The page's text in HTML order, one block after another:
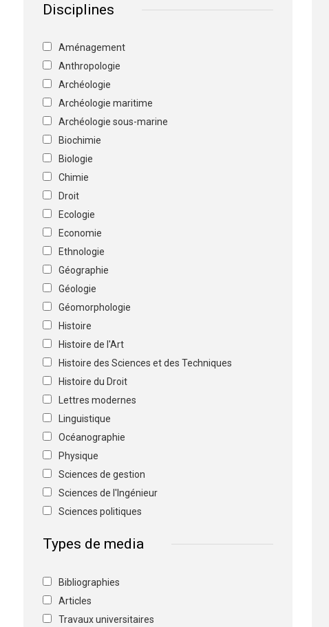
Disciplines
Aménagement
Anthropologie
Archéologie
Archéologie maritime
Archéologie sous-marine
Biochimie
Biologie
Chimie
Droit
Ecologie
Economie
Ethnologie
Géographie
Géologie
Géomorphologie
Histoire
Histoire de l'Art
Histoire des Sciences et des Techniques
Histoire du Droit
Lettres modernes
Linguistique
Océanographie
Physique
Sciences de gestion
Sciences de l'Ingénieur
Sciences politiques
Types de media
Bibliographies
Articles
Travaux universitaires